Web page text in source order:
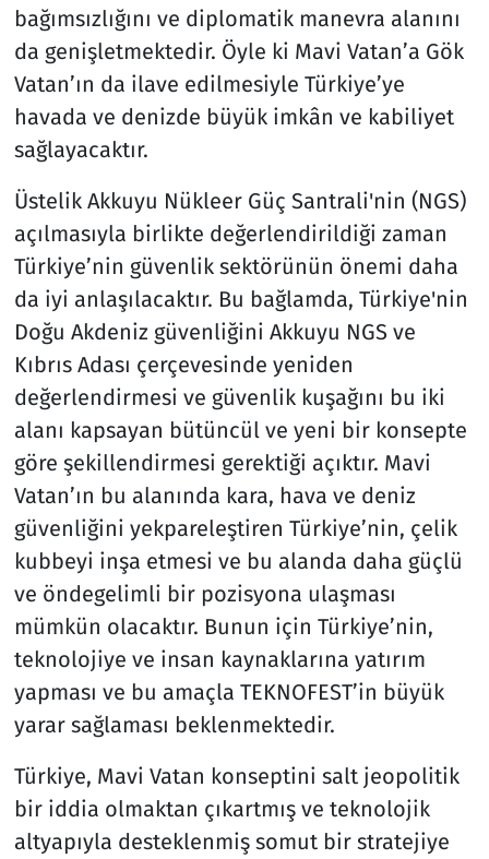
bağımsızlığını ve diplomatik manevra alanını
da genişletmektedir. Öyle ki Mavi Vatan’a Gök
Vatan’ın da ilave edilmesiyle Türkiye’ye
havada ve denizde büyük imkân ve kabiliyet
sağlayacaktır.
Üstelik Akkuyu Nükleer Güç Santrali'nin (NGS)
açılmasıyla birlikte değerlendirildiği zaman
Türkiye’nin güvenlik sektörünün önemi daha
da iyi anlaşılacaktır. Bu bağlamda, Türkiye'nin
Doğu Akdeniz güvenliğini Akkuyu NGS ve
Kıbrıs Adası çerçevesinde yeniden
değerlendirmesi ve güvenlik kuşağını bu iki
alanı kapsayan bütüncül ve yeni bir konsepte
göre şekillendirmesi gerektiği açıktır. Mavi
Vatan’ın bu alanında kara, hava ve deniz
güvenliğini yekpareleştiren Türkiye’nin, çelik
kubbeyi inşa etmesi ve bu alanda daha güçlü
ve öndegelimli bir pozisyona ulaşması
mümkün olacaktır. Bunun için Türkiye’nin,
teknolojiye ve insan kaynaklarına yatırım
yapması ve bu amaçla TEKNOFEST’in büyük
yarar sağlaması beklenmektedir.
Türkiye, Mavi Vatan konseptini salt jeopolitik
bir iddia olmaktan çıkartmış ve teknolojik
altyapıyla desteklenmiş somut bir stratejiye